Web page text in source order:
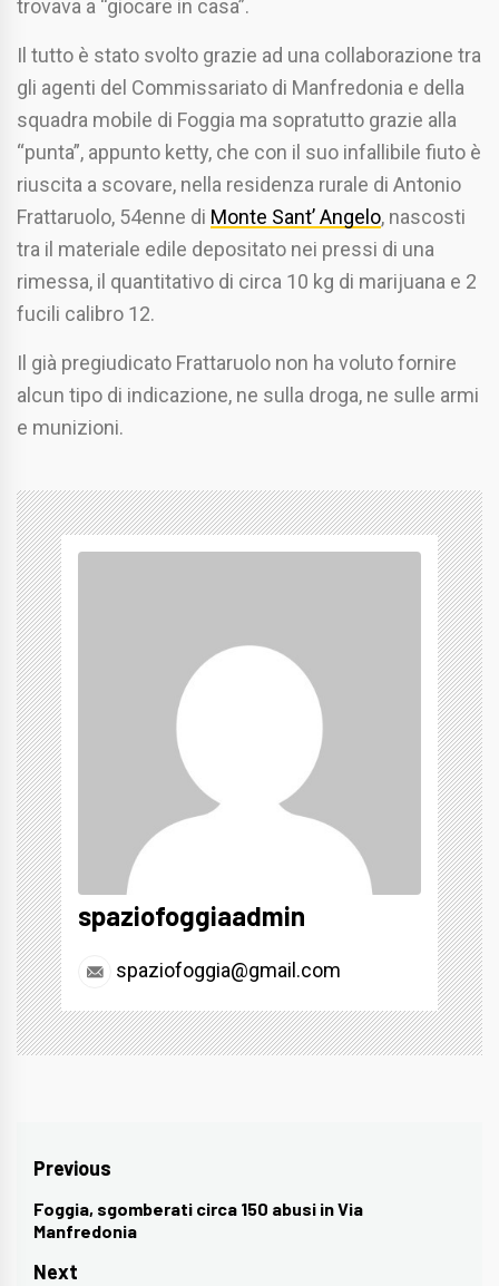
trovava a “giocare in casa”.
Il tutto è stato svolto grazie ad una collaborazione tra
gli agenti del Commissariato di Manfredonia e della
squadra mobile di Foggia ma sopratutto grazie alla
“punta”, appunto ketty, che con il suo infallibile fiuto è
riuscita a scovare, nella residenza rurale di Antonio
Frattaruolo, 54enne di Monte Sant’ Angelo, nascosti
tra il materiale edile depositato nei pressi di una
rimessa, il quantitativo di circa 10 kg di marijuana e 2
fucili calibro 12.
Il già pregiudicato Frattaruolo non ha voluto fornire
alcun tipo di indicazione, ne sulla droga, ne sulle armi
e munizioni.
spaziofoggiaadmin
spaziofoggia@gmail.com
Navigazione
articoli
Previous
Previous
post:
Foggia, sgomberati circa 150 abusi in Via
Manfredonia
Next